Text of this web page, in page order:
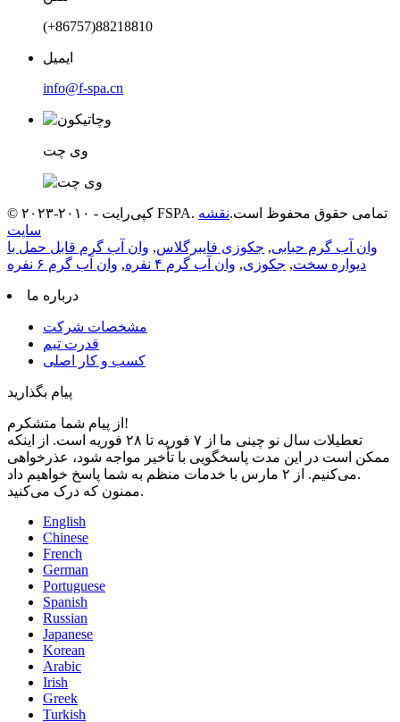
‎(+86757)88218810
ایمیل
info@f-spa.cn
وی چت
© کپی‌رایت - ۲۰۱۰-۲۰۲۳ FSPA. تمامی حقوق محفوظ است.نقشه
سایت
وان آب گرم حبابی, جکوزی فایبرگلاس, وان آب گرم قابل حمل با
دیواره سخت, جکوزی, وان آب گرم ۴ نفره , وان آب گرم ۶ نفره
درباره ما
مشخصات شرکت
قدرت تیم
کسب و کار اصلی
پیام بگذارید
از پیام شما متشکرم!
تعطیلات سال نو چینی ما از ۷ فوریه تا ۲۸ فوریه است. از اینکه
ممکن است در این مدت پاسخگویی با تأخیر مواجه شود، عذرخواهی
می‌کنیم. از ۲ مارس با خدمات منظم به شما پاسخ خواهیم داد.
ممنون که درک می‌کنید.
English
Chinese
French
German
Portuguese
Spanish
Russian
Japanese
Korean
Arabic
Irish
Greek
Turkish